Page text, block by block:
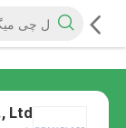
Ltd